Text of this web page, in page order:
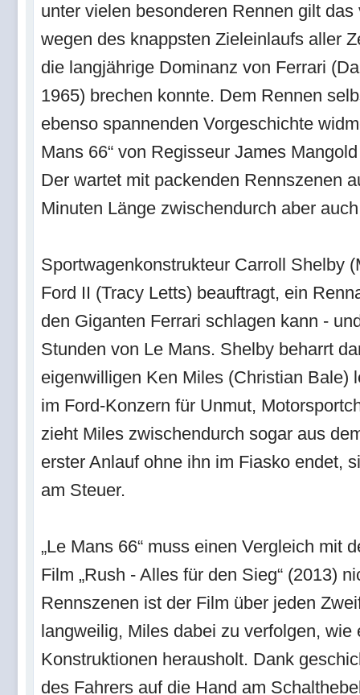
unter vielen besonderen Rennen gilt
wegen des knappsten Zieleinlaufs aller
die langjährige Dominanz von Ferrari
1965) brechen konnte. Dem Rennen
ebenso spannenden Vorgeschichte
Mans 66“ von Regisseur James
Der wartet mit packenden Rennszenen
Minuten Länge zwischendurch aber
Sportwagenkonstrukteur Carroll Shelby
Ford II (Tracy Letts) beauftragt, ein
den Giganten Ferrari schlagen kann -
Stunden von Le Mans. Shelby beharrt
eigenwilligen Ken Miles (Christian Bale)
im Ford-Konzern für Unmut,
zieht Miles zwischendurch sogar aus
erster Anlauf ohne ihn im Fiasko endet,
am Steuer.
„Le Mans 66“ muss einen Vergleich mit
Film „Rush - Alles für den Sieg“ (2013)
Rennszenen ist der Film über jeden
langweilig, Miles dabei zu verfolgen,
Konstruktionen herausholt. Dank
des Fahrers auf die Hand am